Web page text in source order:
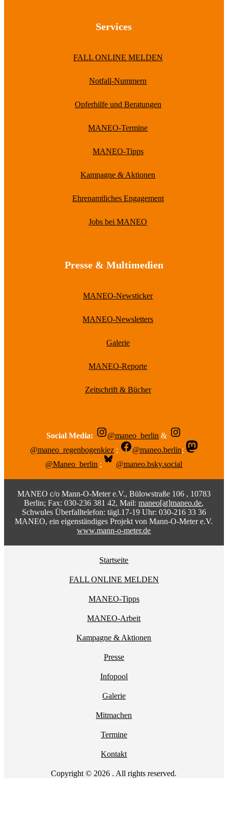
Services
FALL ONLINE MELDEN
Notfall-Nummern
Opferhilfe und Beratungen
MANEO-Termine
MANEO-Tipps
Kampagne & Aktionen
Ehrenamtliches Engagement
Jobs bei MANEO
Presse & Multimedien
MANEO-Newsticker
MANEO-Newsletters
Galerie
MANEO-Reporte
Zeitschrift & Bücher
Social Media: @maneo_berlin &
@maneo_regenbogenkiez ; @maneo.berlin;
@Maneo_berlin ; @maneo.bsky.social
MANEO c/o Mann-O-Meter e.V., Bülowstraße 106 , 10783
Berlin; Fax: 030-236 381 42, Mail:maneo[at]maneo.de,
Schwules Überfalltelefon: tägl.17-19 Uhr: 030-216 33 36
MANEO, ein eigenständiges Projekt von Mann-O-Meter e.V.
www.mann-o-meter.de
Startseite
FALL ONLINE MELDEN
MANEO-Tipps
MANEO-Arbeit
Kampagne & Aktionen
Presse
Infopool
Galerie
Mitmachen
Termine
Kontakt
Copyright © 2026 . All rights reserved.